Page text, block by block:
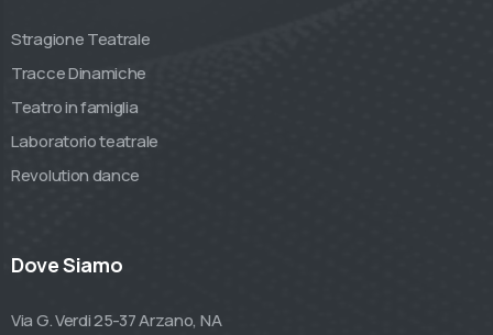
Stragione Teatrale
Tracce Dinamiche
Teatro in famiglia
Laboratorio teatrale
Revolution dance
Dove Siamo
Via G. Verdi 25-37 Arzano, NA